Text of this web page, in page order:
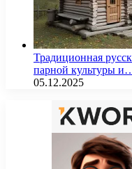
Традиционная
парной культуры
05.12.2025